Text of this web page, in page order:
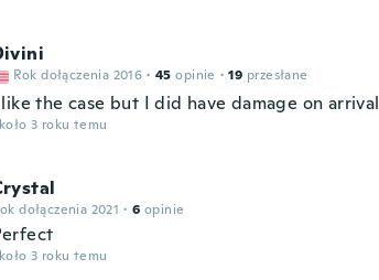
Rok dołączenia 2016 · 45 opinie · 19 przesłane
the case but I did have damage on arrival
3 roku temu
dołączenia 2021 · 6 opinie
3 roku temu